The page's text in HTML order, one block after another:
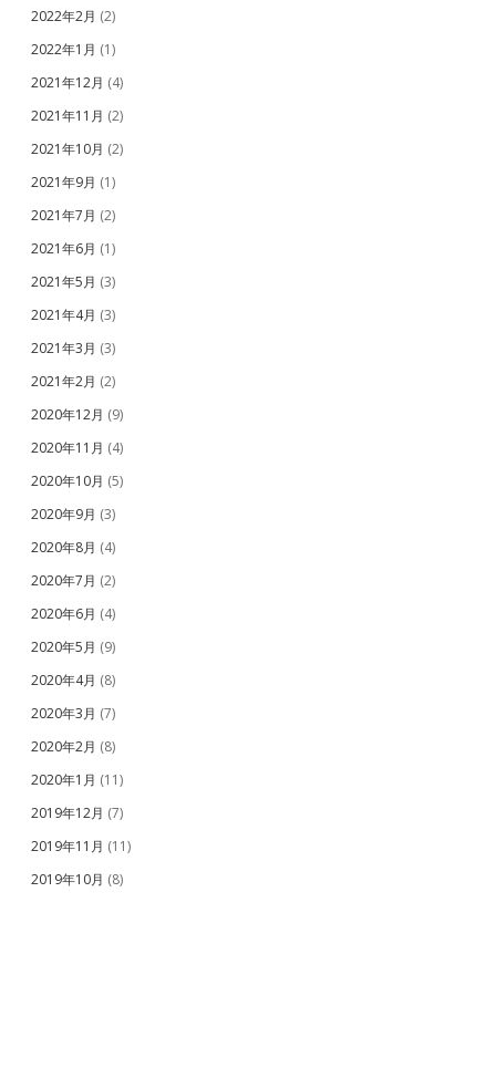
2022年2月 (2)
2022年1月 (1)
2021年12月 (4)
2021年11月 (2)
2021年10月 (2)
2021年9月 (1)
2021年7月 (2)
2021年6月 (1)
2021年5月 (3)
2021年4月 (3)
2021年3月 (3)
2021年2月 (2)
2020年12月 (9)
2020年11月 (4)
2020年10月 (5)
2020年9月 (3)
2020年8月 (4)
2020年7月 (2)
2020年6月 (4)
2020年5月 (9)
2020年4月 (8)
2020年3月 (7)
2020年2月 (8)
2020年1月 (11)
2019年12月 (7)
2019年11月 (11)
2019年10月 (8)